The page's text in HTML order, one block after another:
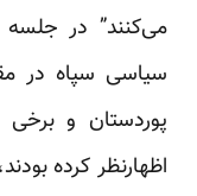
می‌کنند” در
سیاسی سپاه در
پوردستان و برخی
اظهارنظر کرده